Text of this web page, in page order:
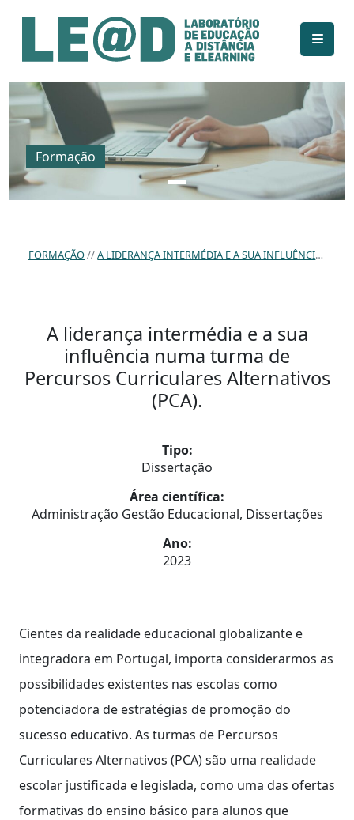
Ir para o conteúdo principal
Informações de acessibilidade
Mapa do site
Formação
FORMAÇÃO A LIDERANÇA INTERMÉDIA E A SUA INFLUÊNCIA NUMA TURMA DE PERCURSOS CURRICULARES ALTERNATIVOS (PCA).
A liderança intermédia e a sua
influência numa turma de
Percursos Curriculares Alternativos
(PCA).
Tipo:
Dissertação
Área científica:
Administração Gestão Educacional, Dissertações
Ano:
2023
Cientes da realidade educacional globalizante e
integradora em Portugal, importa considerarmos as
possibilidades existentes nas escolas como
potenciadora de estratégias de promoção do
sucesso educativo. As turmas de Percursos
Curriculares Alternativos (PCA) são uma realidade
escolar justificada e legislada, como uma das ofertas
formativas do ensino básico para alunos que